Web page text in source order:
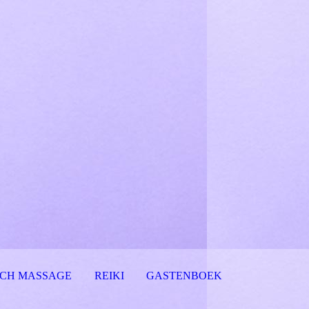
MASSAGE REIKI GASTENBOEK